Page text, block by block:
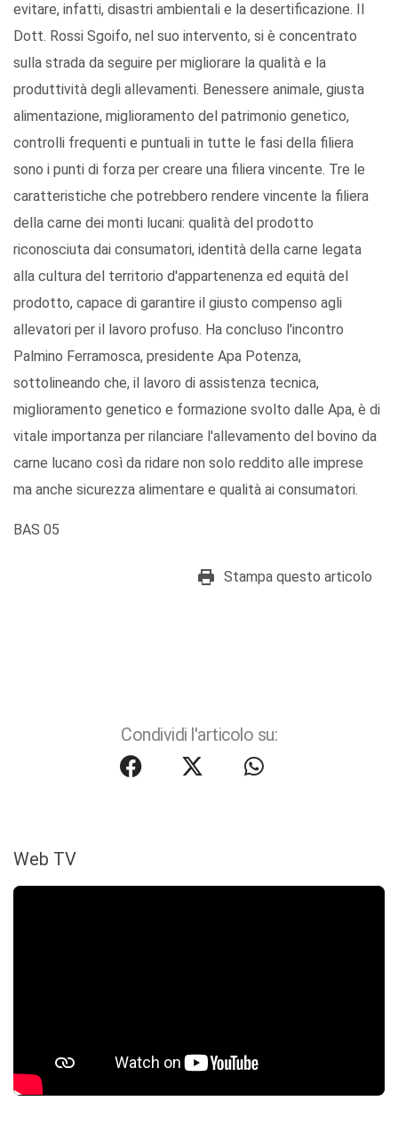
evitare, infatti, disastri ambientali e la desertificazione. Il
Dott. Rossi Sgoifo, nel suo intervento, si è concentrato
sulla strada da seguire per migliorare la qualità e la
produttività degli allevamenti. Benessere animale, giusta
alimentazione, miglioramento del patrimonio genetico,
controlli frequenti e puntuali in tutte le fasi della filiera
sono i punti di forza per creare una filiera vincente. Tre le
caratteristiche che potrebbero rendere vincente la filiera
della carne dei monti lucani: qualità del prodotto
riconosciuta dai consumatori, identità della carne legata
alla cultura del territorio d'appartenenza ed equità del
prodotto, capace di garantire il giusto compenso agli
allevatori per il lavoro profuso. Ha concluso l'incontro
Palmino Ferramosca, presidente Apa Potenza,
sottolineando che, il lavoro di assistenza tecnica,
miglioramento genetico e formazione svolto dalle Apa, è di
vitale importanza per rilanciare l'allevamento del bovino da
carne lucano così da ridare non solo reddito alle imprese
ma anche sicurezza alimentare e qualità ai consumatori.
BAS 05
Stampa questo articolo
Condividi l'articolo su:
Web TV